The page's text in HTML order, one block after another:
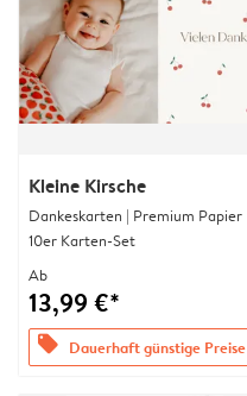
Kleine Kirsche
Dankeskarten | Premium Papier
10er Karten-Set
Ab
13,99 €*
offers Dauerhaft günstige Preise